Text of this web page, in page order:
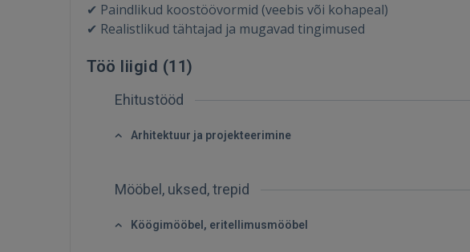
✔ Paindlikud koostöövormid (veebis või kohapeal)
✔ Realistlikud tähtajad ja mugavad tingimused
Töö liigid (11)
Ehitustööd
Arhitektuur ja projekteerimine
Mööbel, uksed, trepid
Köögimööbel, eritellimusmööbel